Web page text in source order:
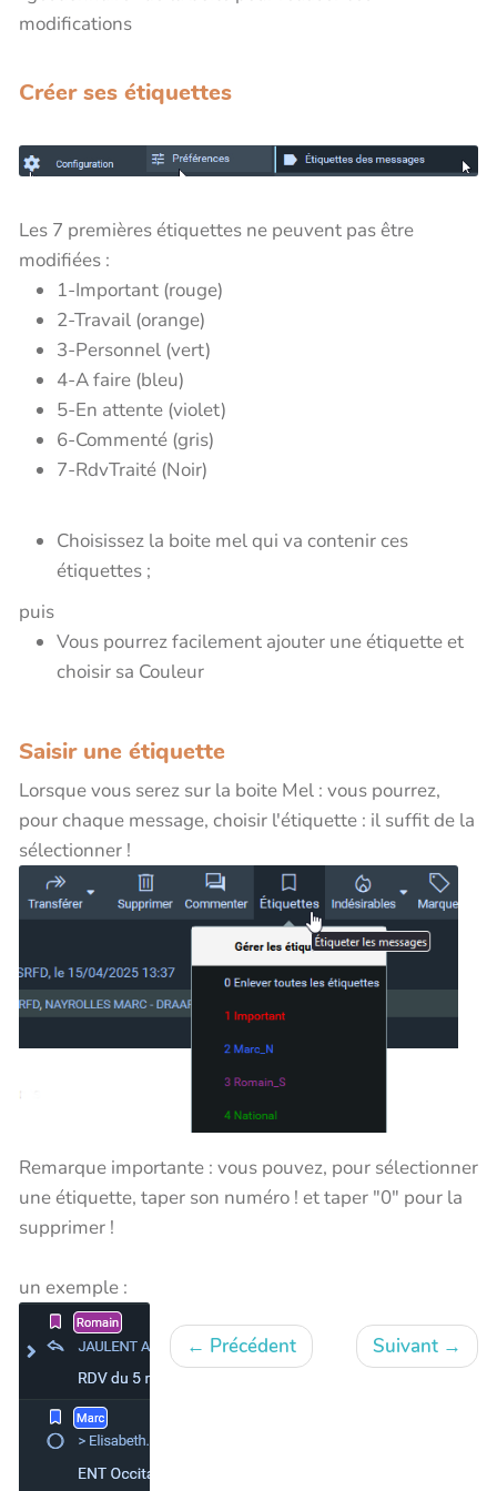
modifications
Créer ses étiquettes
Les 7 premières étiquettes ne peuvent pas être
modifiées :
1-Important (rouge)
2-Travail (orange)
3-Personnel (vert)
4-A faire (bleu)
5-En attente (violet)
6-Commenté (gris)
7-RdvTraité (Noir)
Choisissez la boite mel qui va contenir ces
étiquettes ;
puis
Vous pourrez facilement ajouter une étiquette et
choisir sa Couleur
Saisir une étiquette
Lorsque vous serez sur la boite Mel : vous pourrez,
pour chaque message, choisir l'étiquette : il suffit de la
sélectionner !
Remarque importante : vous pouvez, pour sélectionner
une étiquette, taper son numéro ! et taper "0" pour la
supprimer !
un exemple :
← Précédent Suivant →